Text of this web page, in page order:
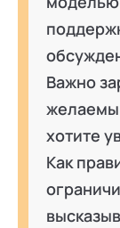
Важно
хотите
Как